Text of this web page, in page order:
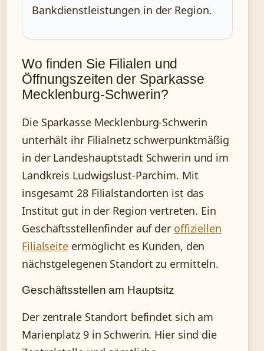
Bankdienstleistungen in der Region.
Wo finden Sie Filialen und
Öffnungszeiten der Sparkasse
Mecklenburg-Schwerin?
Die Sparkasse Mecklenburg-Schwerin
unterhält ihr Filialnetz schwerpunktmäßig
in der Landeshauptstadt Schwerin und im
Landkreis Ludwigslust-Parchim. Mit
insgesamt 28 Filialstandorten ist das
Institut gut in der Region vertreten. Ein
Geschäftsstellenfinder auf der offiziellen
Filialseiteermöglicht es Kunden, den
nächstgelegenen Standort zu ermitteln.
Geschäftsstellen am Hauptsitz
Der zentrale Standort befindet sich am
Marienplatz 9 in Schwerin. Hier sind die